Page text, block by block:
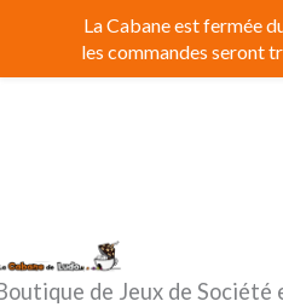
contenu
de Jeux de Société
La Cabane est fermée
les commandes seront